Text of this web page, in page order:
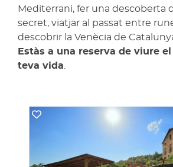
Mediterrani, fer una descoberta
secret, viatjar al passat entre
descobrir la Venècia de
Estàs a una reserva de viure
teva vida